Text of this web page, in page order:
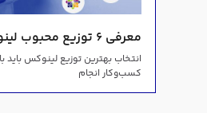
معرفی ۶ توزیع محبوب لینوکس در سال ۲۰۲۳
انتخاب بهترین توزیع لینوکس باید
کسب‌وکار انجام